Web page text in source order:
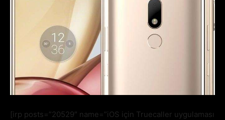
[irp posts=”20529″ name=”iOS için Truecaller uygulaması